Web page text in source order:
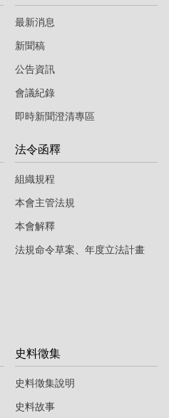
最新消息
新聞稿
公告資訊
會議紀錄
即時新聞澄清專區
法令函釋
組織規程
本會主管法規
本會解釋
法規命令草案、年度立法計畫
史料徵集
史料徵集說明
史料故事